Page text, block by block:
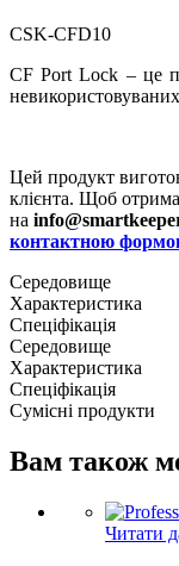
CSK-CFD10
CF Port Lock – це
Цей продукт
клієнта. Щоб
на
контактною
Середовище
Характеристика
Спеціфікація
Середовище
Характеристика
Спеціфікація
Сумісні продукти
Вам також
Читати